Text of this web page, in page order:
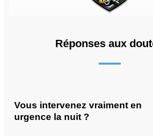
Réponses aux
Vous intervenez vraiment en
urgence la nuit ?